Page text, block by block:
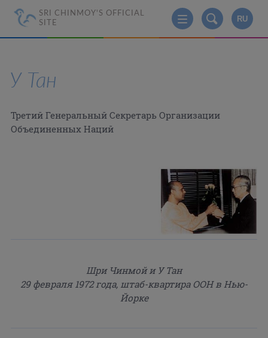
SRI CHINMOY'S OFFICIAL
SITE
RU
У Тан
Третий Генеральный Секретарь Организации
Объединенных Наций
Шри Чинмой и У Тан
29 февраля 1972 года, штаб-квартира ООН в Нью-
Йорке